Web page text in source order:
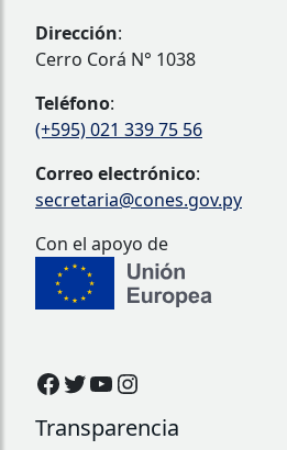
Dirección:
Cerro Corá N° 1038
Teléfono:
(+595) 021 339 75 56
Correo electrónico:
secretaria@cones.gov.py
Con el apoyo de
Transparencia